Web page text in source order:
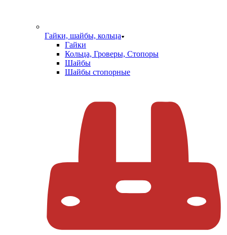
Гайки, шайбы, кольца
Гайки
Кольца, Гроверы, Стопоры
Шайбы
Шайбы стопорные